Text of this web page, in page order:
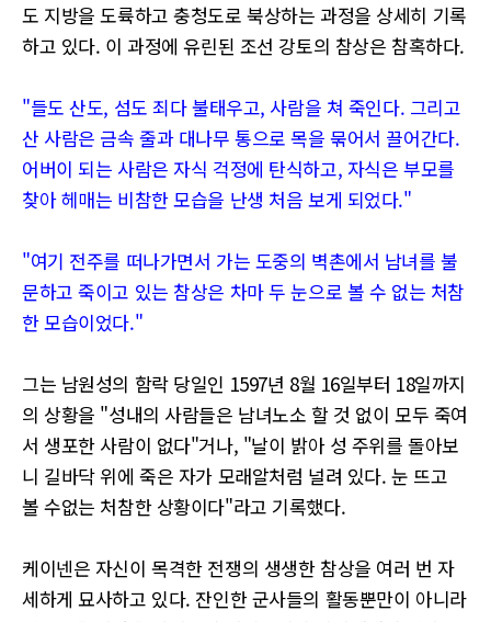
도 지방을 도륙하고 충청도로 북상하는 과정을 상세히 기록
하고 있다. 이 과정에 유린된 조선 강토의 참상은 참혹하다.
"들도 산도, 섬도 죄다 불태우고, 사람을 쳐 죽인다. 그리고
산 사람은 금속 줄과 대나무 통으로 목을 묶어서 끌어간다.
어버이 되는 사람은 자식 걱정에 탄식하고, 자식은 부모를
찾아 헤매는 비참한 모습을 난생 처음 보게 되었다."
"여기 전주를 떠나가면서 가는 도중의 벽촌에서 남녀를 불
문하고 죽이고 있는 참상은 차마 두 눈으로 볼 수 없는 처참
한 모습이었다."
그는 남원성의 함락 당일인 1597년 8월 16일부터 18일까지
의 상황을 "성내의 사람들은 남녀노소 할 것 없이 모두 죽여
서 생포한 사람이 없다"거나, "날이 밝아 성 주위를 돌아보
니 길바닥 위에 죽은 자가 모래알처럼 널려 있다. 눈 뜨고
볼 수없는 처참한 상황이다"라고 기록했다.
케이넨은 자신이 목격한 전쟁의 생생한 참상을 여러 번 자
세하게 묘사하고 있다. 잔인한 군사들의 활동뿐만이 아니라